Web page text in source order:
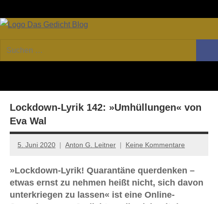
Inhalt
GEDICHT
Forum
von
Lyrik,
Essay
Suchen
nach:
Lockdown-Lyrik 142: »Umhüllungen« von
Eva Wal
5. Juni 2020 Anton G. Leitner Keine Kommentare
»Lockdown-Lyrik! Quarantäne querdenken –
etwas ernst zu nehmen heißt nicht, sich davon
unterkriegen zu lassen« ist eine Online-